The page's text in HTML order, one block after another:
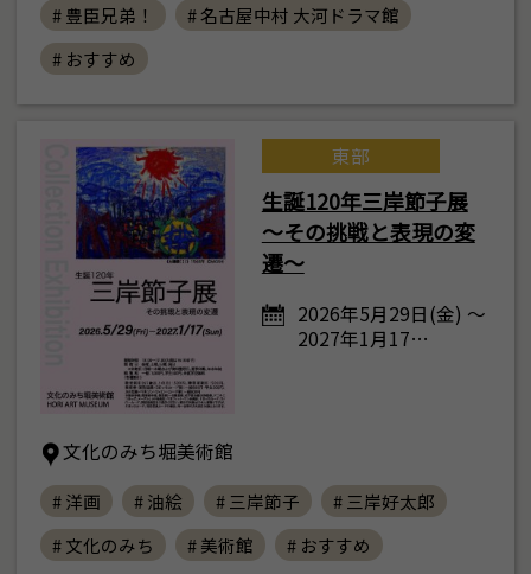
# 豊臣兄弟！
# 名古屋中村 大河ドラマ館
# おすすめ
東部
生誕120年三岸節子展
～その挑戦と表現の変
遷～
2026年5月29日(金) ～
2027年1月17…
文化のみち堀美術館
# 洋画 # 油絵 # 三岸節子
# 三岸好太郎
# 文化のみち
# 美術館 # おすすめ